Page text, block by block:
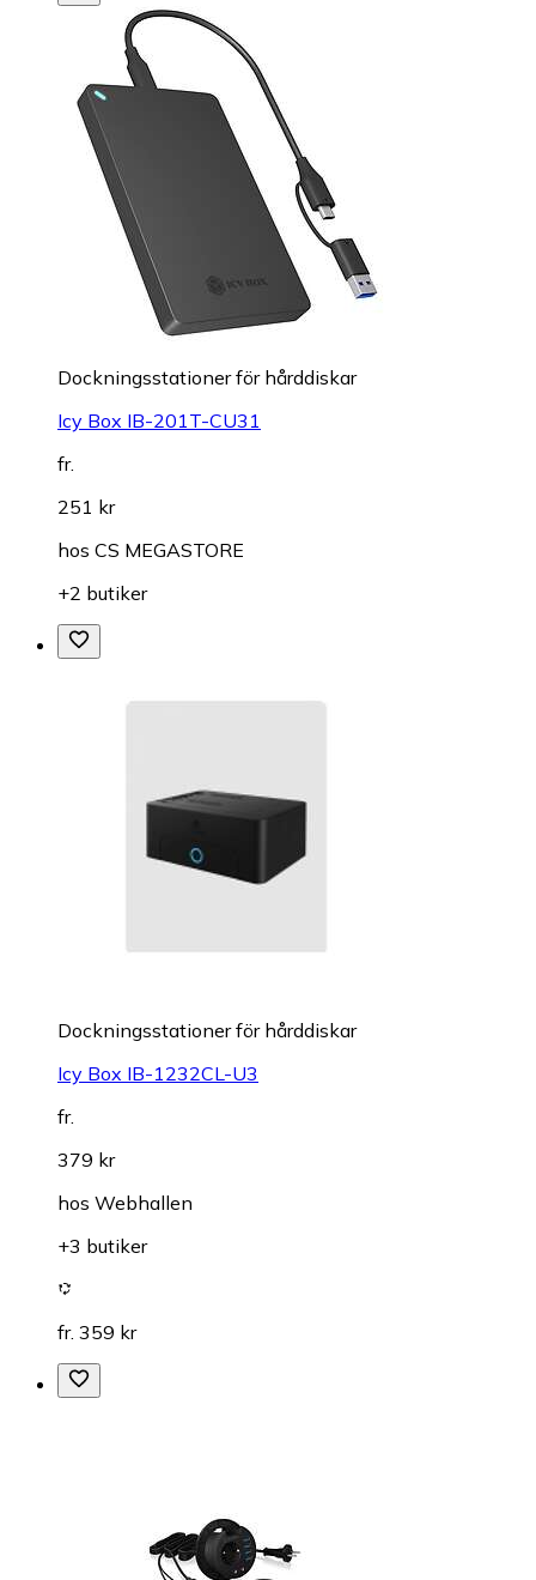
Dockningsstationer för hårddiskar
Icy Box IB-201T-CU31
fr.
251 kr
hos CS MEGASTORE
+2 butiker
Dockningsstationer för hårddiskar
Icy Box IB-1232CL-U3
fr.
379 kr
hos Webhallen
+3 butiker
fr. 359 kr